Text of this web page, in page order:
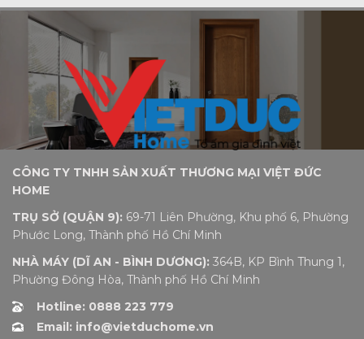
CÔNG TY TNHH SẢN XUẤT THƯƠNG MẠI VIỆT ĐỨC
HOME
TRỤ SỞ (QUẬN 9): 69-71 Liên Phường, Khu phố 6, Phường
Phước Long, Thành phố Hồ Chí Minh
NHÀ MÁY (DĨ AN - BÌNH DƯƠNG): 364B, KP Bình Thung 1,
Phường Đông Hòa, Thành phố Hồ Chí Minh
Hotline: 0888 223 779
Email: info@vietduchome.vn